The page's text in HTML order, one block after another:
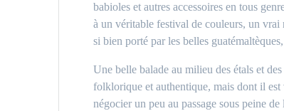
babioles et autres accessoires en tous
à un véritable festival de couleurs, un
si bien porté par les belles
Une belle balade au milieu des étals et
folklorique et authentique, mais dont il
négocier un peu au passage sous peine